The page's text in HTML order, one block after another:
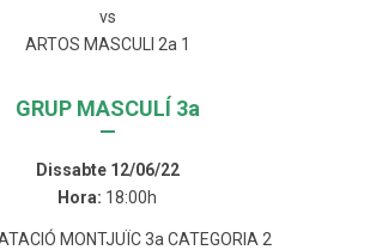
vs
ARTOS MASCULI 2a 1
GRUP MASCULÍ 3a
—
Dissabte 12/06/22
Hora: 18:00h
MONTJUÏC 3a CATEGORIA 2